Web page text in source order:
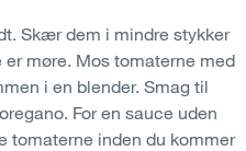
Skær dem i mindre stykker
møre. Mos tomaterne med
i en blender. Smag til
For en sauce uden
tomaterne inden du kommer